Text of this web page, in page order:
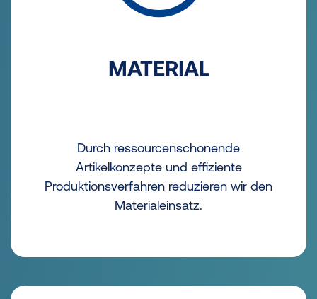
MATERIAL
Durch ressourcenschonende
Artikelkonzepte und effiziente
Produktionsverfahren reduzieren wir den
Materialeinsatz.